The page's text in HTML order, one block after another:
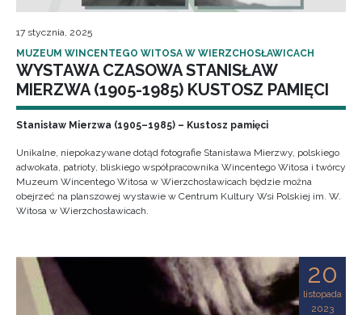
17 stycznia, 2025
MUZEUM WINCENTEGO WITOSA W WIERZCHOSŁAWICACH
WYSTAWA CZASOWA STANISŁAW
MIERZWA (1905-1985) KUSTOSZ PAMIĘCI
Stanisław Mierzwa (1905–1985) – Kustosz pamięci
Unikalne, niepokazywane dotąd fotografie Stanisława Mierzwy, polskiego
adwokata, patrioty, bliskiego współpracownika Wincentego Witosa i twórcy
Muzeum Wincentego Witosa w Wierzchosławicach będzie można
obejrzeć na planszowej wystawie w Centrum Kultury Wsi Polskiej im. W.
Witosa w Wierzchosławicach.
20
listopada
2023